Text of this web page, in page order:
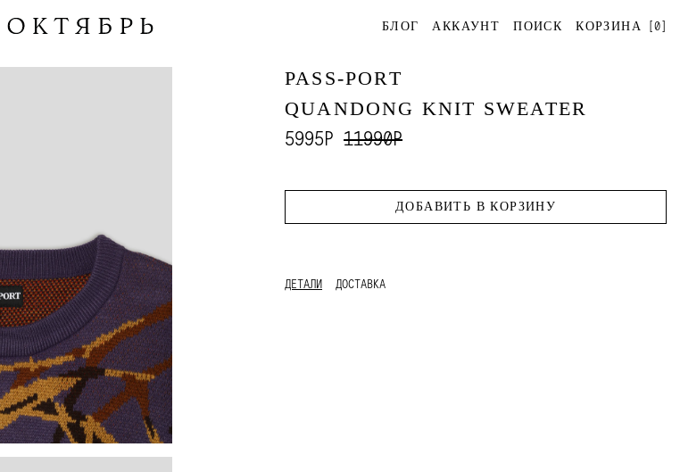
БЛОГ АККАУНТ ПОИСК КОРЗИНА [0]
PASS-PORT
QUANDONG KNIT SWEATER
5995Р 11990Р
ДОБАВИТЬ В КОРЗИНУ
ДЕТАЛИ ДОСТАВКА